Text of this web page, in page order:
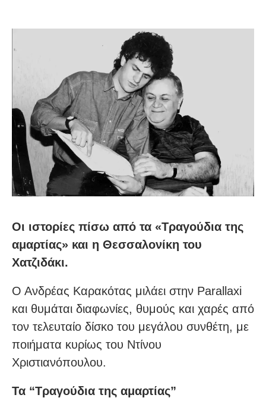
Οι ιστορίες πίσω από τα «Τραγούδια της
αμαρτίας» και η Θεσσαλονίκη του
Χατζιδάκι.
Ο Ανδρέας Καρακότας μιλάει στην Parallaxi
και θυμάται διαφωνίες, θυμούς και χαρές από
τον τελευταίο δίσκο του μεγάλου συνθέτη, με
ποιήματα κυρίως του Ντίνου
Χριστιανόπουλου.
Τα “Τραγούδια της αμαρτίας”